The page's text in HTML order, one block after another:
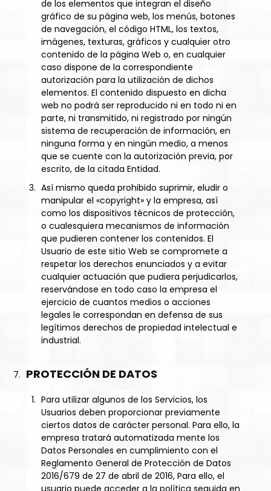
de los elementos que integran el diseño
gráfico de su página web, los menús, botones
de navegación, el código HTML, los textos,
imágenes, texturas, gráficos y cualquier otro
contenido de la página Web o, en cualquier
caso dispone de la correspondiente
autorización para la utilización de dichos
elementos. El contenido dispuesto en dicha
web no podrá ser reproducido ni en todo ni en
parte, ni transmitido, ni registrado por ningún
sistema de recuperación de información, en
ninguna forma y en ningún medio, a menos
que se cuente con la autorización previa, por
escrito, de la citada Entidad.
Así mismo queda prohibido suprimir, eludir o
manipular el «copyright» y la empresa, así
como los dispositivos técnicos de protección,
o cualesquiera mecanismos de información
que pudieren contener los contenidos. El
Usuario de este sitio Web se compromete a
respetar los derechos enunciados y a evitar
cualquier actuación que pudiera perjudicarlos,
reservándose en todo caso la empresa el
ejercicio de cuantos medios o acciones
legales le correspondan en defensa de sus
legítimos derechos de propiedad intelectual e
industrial.
PROTECCIÓN DE DATOS
Para utilizar algunos de los Servicios, los
Usuarios deben proporcionar previamente
ciertos datos de carácter personal. Para ello, la
empresa tratará automatizada mente los
Datos Personales en cumplimiento con el
Reglamento General de Protección de Datos
2016/679 de 27 de abril de 2016, Para ello, el
usuario puede acceder a la política seguida en